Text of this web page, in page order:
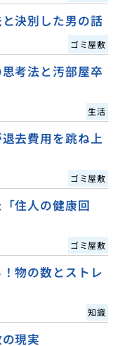
決別した男の話
ゴミ屋敷
考法と汚部屋卒
生活
去費用を跳ね上
ゴミ屋敷
住人の健康回
ゴミ屋敷
物の数とストレ
知識
現実